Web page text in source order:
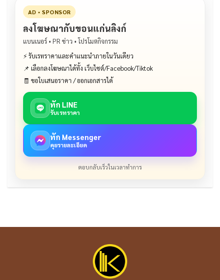
AD • SPONSOR
ลงโฆษณากับขอนแก่นลิงก์
แบนเนอร์ • PR ข่าว • โปรโมตกิจกรรม
⚡ รับเรทราคาและคำแนะนำภายในวันเดียว
📌 เลือกลงโฆษณาได้ทั้ง เว็บไซต์/Facebook/Tiktok
🧾 ขอใบเสนอราคา / ออกเอกสารได้
ทัก LINE
รับเรทราคา
ทัก Messenger
คุยรายละเอียด
ตอบกลับเร็วในเวลาทำการ